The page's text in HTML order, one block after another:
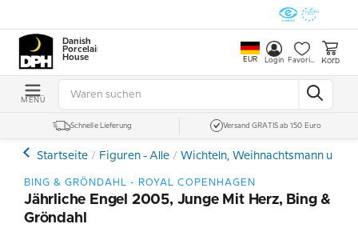
Danish
Porcelain
House
EUR Login Favoriten Korb
MENÜ
Schnelle Lieferung Versand GRATIS ab 150 Euro
Startseite Figuren - Alle Wichteln, Weihnachtsmann und
BING & GRÖNDAHL - ROYAL COPENHAGEN
Jährliche Engel 2005, Junge Mit Herz, Bing &
Gröndahl